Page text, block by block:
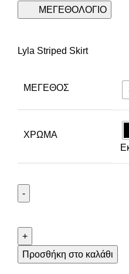
ΜΕΓΕΘΟΛΟΓΙΟ
Lyla Striped Skirt
ΜΈΓΕΘΟΣ
ΧΡΩΜΑ
Προσθήκη στο καλάθι